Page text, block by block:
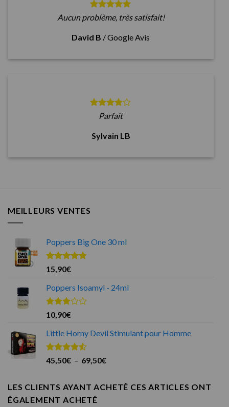
Aucun problème, très satisfait!
David B /Google Avis
Parfait
Sylvain LB
MEILLEURS VENTES
Poppers Big One 30 ml
Note4.75
sur 5
15,90€
Poppers Isoamyl - 24ml
Note
3.00
sur 5
10,90€
Little Horny Devil Stimulant pour Homme
Note4.50
sur 5
45,50€ – 69,50€Plage
45,50€
LES CLIENTS AYANT ACHETÉ CES ARTICLES ONT
ÉGALEMENT ACHETÉ